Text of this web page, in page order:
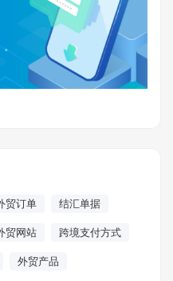
贸订单 结汇单据
贸网站 跨境支付方式
外贸产品